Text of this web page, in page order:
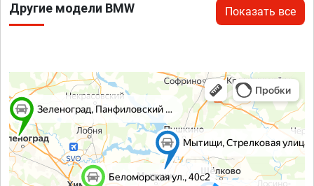
Другие модели BMW Показать все